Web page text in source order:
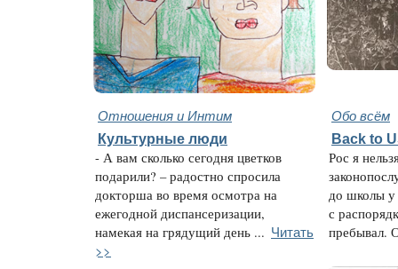
Отношения и Интим Обо всём
Культурные люди
- А вам сколько сегодня цветков
подарили? – радостно спросила
докторша во время осмотра на
ежегодной диспансеризации,
намекая на грядущий день ... Читать
>>
Back to
Рос я
до школы у
с
пребывал.